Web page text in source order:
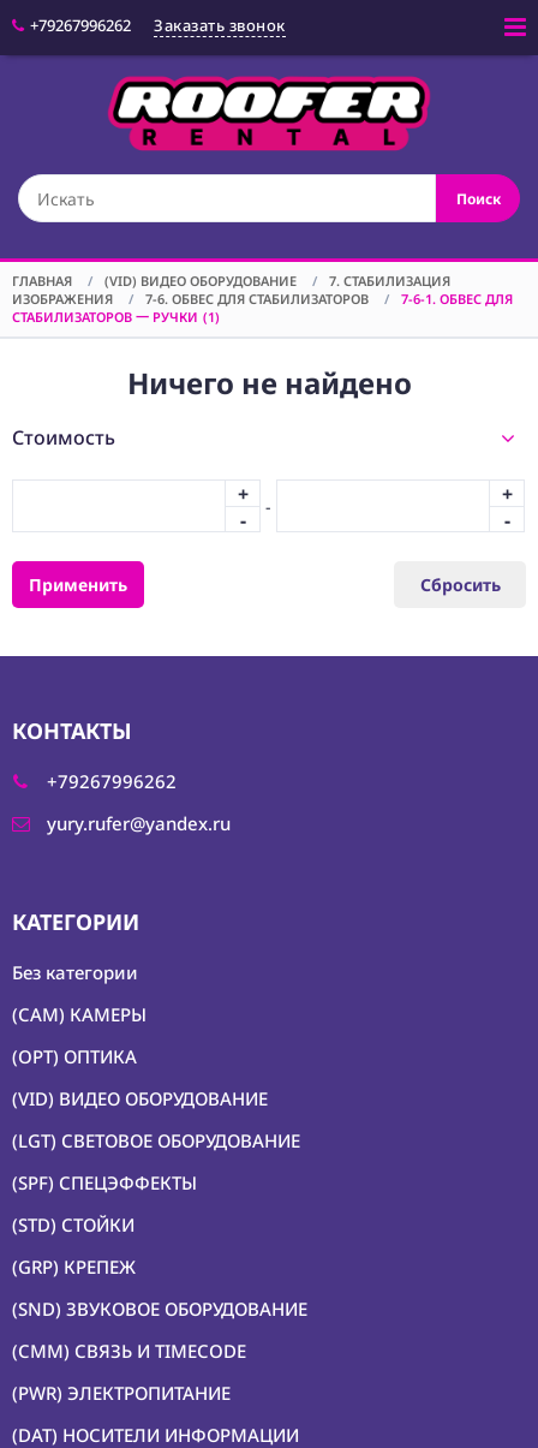
+79267996262 Заказать звонок
Поиск
(OPT) ОПТИКА
ОБОРУДОВАНИЕ
1. ТЕЛЕВИЗОРЫ И
ВИДЕОПАНЕЛИ
ВИДЕОМОНИТОРЫ
ОБРАБОТКА
КАМЕР
6. ШТАТИВЫ И
7. СТАБИЛИЗАЦИЯ
7-2.
Электромеханические
Стабилизаторов
Стабилизаторов 一
Ручки
8. СЛАЙДЕРЫ,
ТЕЛЕЖКИ, КРАНЫ
9. ТЕЛЕСУФЛЕРЫ
ДЛЯ ТРАНСЛЯЦИЙ
(LGT) СВЕТОВОЕ
ОБОРУДОВАНИЕ
(SPF)
СПЕЦЭФФЕКТЫ
(STD) СТОЙКИ
(GRP) КРЕПЕЖ
(SND) ЗВУКОВОЕ
ОБОРУДОВАНИЕ
ГЛАВНАЯ / (VID) ВИДЕО ОБОРУДОВАНИЕ /
7. СТАБИЛИЗАЦИЯ
ИЗОБРАЖЕНИЯ
/ 7-6. ОБВЕС ДЛЯ СТАБИЛИЗАТОРОВ /
7-6-1. ОБВЕС ДЛЯ
СТАБИЛИЗАТОРОВ 一 РУЧКИ (1)
Ничего не найдено
Стоимость
+
-
-
+
-
Применить Сбросить
КОНТАКТЫ
+79267996262
yury.rufer@yandex.ru
КАТЕГОРИИ
Без категории
(CAM) КАМЕРЫ
(OPT) ОПТИКА
(VID) ВИДЕО ОБОРУДОВАНИЕ
(LGT) СВЕТОВОЕ ОБОРУДОВАНИЕ
(SPF) СПЕЦЭФФЕКТЫ
(STD) СТОЙКИ
(GRP) КРЕПЕЖ
(SND) ЗВУКОВОЕ ОБОРУДОВАНИЕ
(CMM) СВЯЗЬ И TIMECODE
(PWR) ЭЛЕКТРОПИТАНИЕ
(DAT) НОСИТЕЛИ ИНФОРМАЦИИ